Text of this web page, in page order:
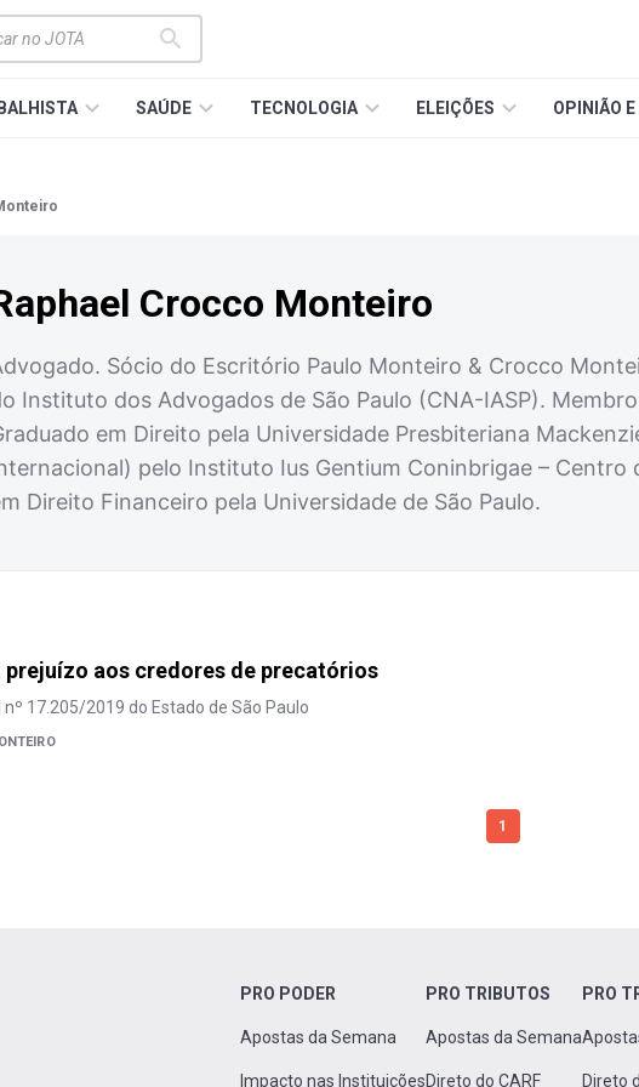
SAÚDE TECNOLOGIA ELEIÇÕES OPINIÃO
Crocco Monteiro
Sócio do Escritório Paulo Monteiro & Crocco
Instituto dos Advogados de São Paulo (CNA-IASP).
em Direito pela Universidade Presbiteriana
pelo Instituto Ius Gentium Coninbrigae –
Direito Financeiro pela Universidade de São Paulo.
prejuízo aos credores de precatórios
17.205/2019 do Estado de São Paulo
1
PRO PODER
Apostas da Semana
Impacto nas Instituições
PRO TRIBUTOS
Apostas da Semana
Direto do CARF
PRO
Direto